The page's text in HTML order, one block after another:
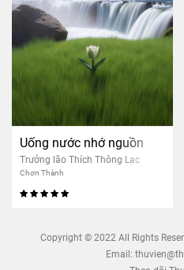
Uống nước nhớ nguồn
Trưởng lão Thích Thông Lạc
Chơn Thành
Copyright © 2022 All Rights
Email: